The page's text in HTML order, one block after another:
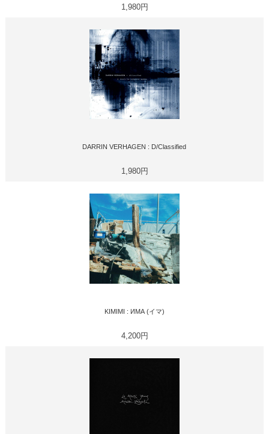
1,980円
DARRIN VERHAGEN : D/Classified
1,980円
KIMIMI : ИМА (イマ)
4,200円